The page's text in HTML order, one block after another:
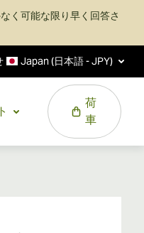
く可能な限り早く回答さ
Japan (日本語 - JPY)
荷
車